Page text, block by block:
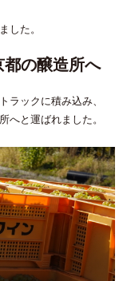
した。
の醸造所へ
ラックに積み込み、
へと運ばれました。